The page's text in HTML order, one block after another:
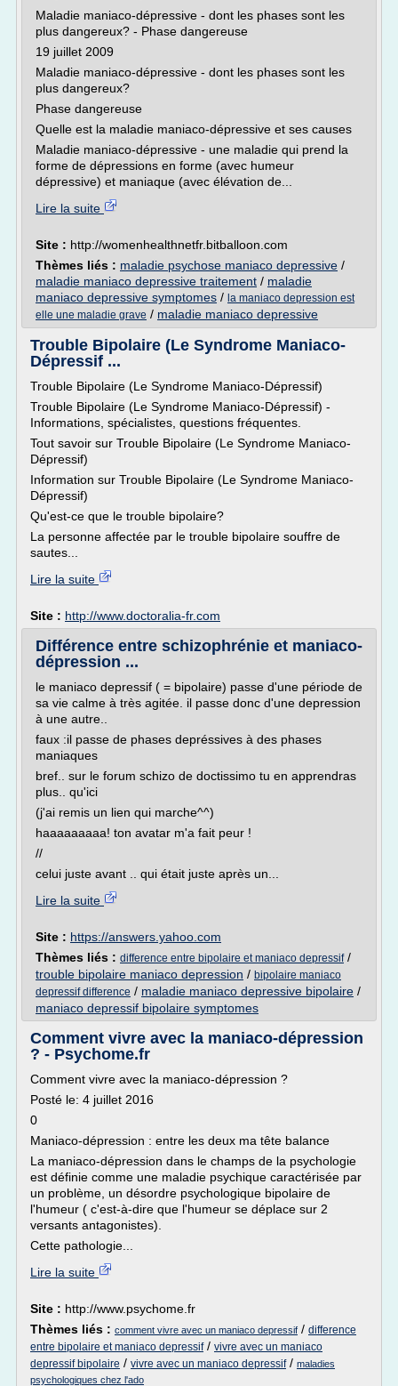
Maladie maniaco-dépressive - dont les phases sont les
plus dangereux? - Phase dangereuse
19 juillet 2009
Maladie maniaco-dépressive - dont les phases sont les
plus dangereux?
Phase dangereuse
Quelle est la maladie maniaco-dépressive et ses causes
Maladie maniaco-dépressive - une maladie qui prend la
forme de dépressions en forme (avec humeur
dépressive) et maniaque (avec élévation de...
Lire la suite
Site : http://womenhealthnetfr.bitballoon.com
Thèmes liés : maladie psychose maniaco depressive /
maladie maniaco depressive traitement / maladie
maniaco depressive symptomes / la maniaco depression est
elle une maladie grave / maladie maniaco depressive
Trouble Bipolaire (Le Syndrome Maniaco-
Dépressif ...
Trouble Bipolaire (Le Syndrome Maniaco-Dépressif)
Trouble Bipolaire (Le Syndrome Maniaco-Dépressif) -
Informations, spécialistes, questions fréquentes.
Tout savoir sur Trouble Bipolaire (Le Syndrome Maniaco-
Dépressif)
Information sur Trouble Bipolaire (Le Syndrome Maniaco-
Dépressif)
Qu'est-ce que le trouble bipolaire?
La personne affectée par le trouble bipolaire souffre de
sautes...
Lire la suite
Site : http://www.doctoralia-fr.com
Différence entre schizophrénie et maniaco-
dépression ...
le maniaco depressif ( = bipolaire) passe d'une période de
sa vie calme à très agitée. il passe donc d'une depression
à une autre..
faux :il passe de phases depréssives à des phases
maniaques
bref.. sur le forum schizo de doctissimo tu en apprendras
plus.. qu'ici
(j'ai remis un lien qui marche^^)
haaaaaaaaa! ton avatar m'a fait peur !
//
celui juste avant .. qui était juste après un...
Lire la suite
Site : https://answers.yahoo.com
Thèmes liés : difference entre bipolaire et maniaco depressif/
trouble bipolaire maniaco depression / bipolaire maniaco
depressif difference / maladie maniaco depressive bipolaire /
maniaco depressif bipolaire symptomes
Comment vivre avec la maniaco-dépression
? - Psychome.fr
Comment vivre avec la maniaco-dépression ?
Posté le: 4 juillet 2016
0
Maniaco-dépression : entre les deux ma tête balance
La maniaco-dépression dans le champs de la psychologie
est définie comme une maladie psychique caractérisée par
un problème, un désordre psychologique bipolaire de
l'humeur ( c'est-à-dire que l'humeur se déplace sur 2
versants antagonistes).
Cette pathologie...
Lire la suite
Site : http://www.psychome.fr
Thèmes liés : comment vivre avec un maniaco depressif / difference
entre bipolaire et maniaco depressif/ vivre avec un maniaco
depressif bipolaire / vivre avec un maniaco depressif/ maladies
psychologiques chez l'ado